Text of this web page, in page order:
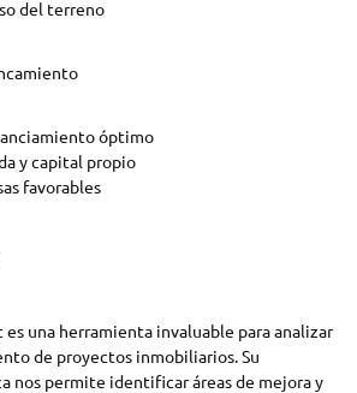
del terreno
óptimo
y capital propio
favorables
una herramienta invaluable para analizar
de proyectos inmobiliarios. Su
nos permite identificar áreas de mejora y